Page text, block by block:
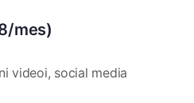
mes)
videoi, social media